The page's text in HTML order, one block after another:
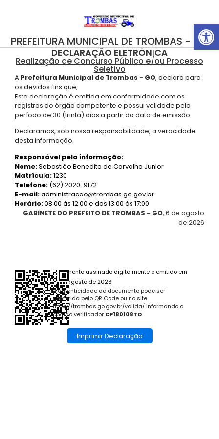
PREFEITURA MUNICIPAL DE TROMBAS - GO
DECLARAÇÃO ELETRÔNICA
Realização de Concurso Público e/ou Processo
Seletivo
A Prefeitura Municipal de Trombas - GO, declara para
os devidos fins que,
Esta declaração é emitida em conformidade com os
registros do órgão competente e possui validade pelo
período de 30 (trinta) dias a partir da data de emissão.
Declaramos, sob nossa responsabilidade, a veracidade
desta informação.
Responsável pela informação:
Nome:Sebastião Benedito de Carvalho Junior
Matrícula:1230
Telefone: (62) 2020-9172
E-mail:administracao@trombas.go.gov.br
Horário:08:00 às 12:00 e das 13:00 às 17:00
GABINETE DO PREFEITO DE TROMBAS - GO, 6 de agosto
de 2026
Documento assinado digitalmente e emitido em
6 de agosto de 2026
A autenticidade do documento pode ser
conferida pelo QR Code ou no site
https://trombas.go.gov.br/valida/ informando o
código verificador CP180108TO
Imprimir Declaração
Abrir